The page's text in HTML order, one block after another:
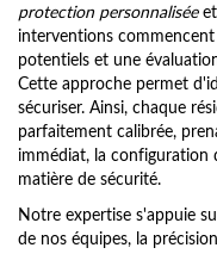
protection personnaliséeet
interventions
potentiels et une
Cette approche permet
sécuriser. Ainsi, chaque
parfaitement calibrée,
immédiat, la configuration
matière de sécurité.
Notre expertise s'appuie
de nos équipes, la